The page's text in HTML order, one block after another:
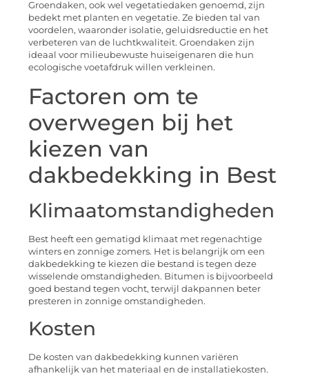
Groendaken, ook wel vegetatiedaken genoemd, zijn
bedekt met planten en vegetatie. Ze bieden tal van
voordelen, waaronder isolatie, geluidsreductie en het
verbeteren van de luchtkwaliteit. Groendaken zijn
ideaal voor milieubewuste huiseigenaren die hun
ecologische voetafdruk willen verkleinen.
Factoren om te
overwegen bij het
kiezen van
dakbedekking in Best
Klimaatomstandigheden
Best heeft een gematigd klimaat met regenachtige
winters en zonnige zomers. Het is belangrijk om een
dakbedekking te kiezen die bestand is tegen deze
wisselende omstandigheden. Bitumen is bijvoorbeeld
goed bestand tegen vocht, terwijl dakpannen beter
presteren in zonnige omstandigheden.
Kosten
De kosten van dakbedekking kunnen variëren
afhankelijk van het materiaal en de installatiekosten.